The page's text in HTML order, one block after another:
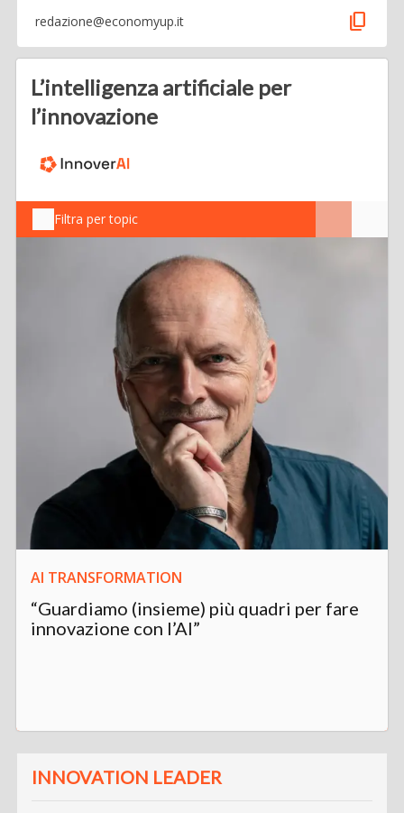
redazione@economyup.it content_copy
L’intelligenza artificiale per
l’innovazione
Filtra per topic
AI TRANSFORMATION
“Guardiamo (insieme) più quadri per fare
innovazione con l’AI”
INNOVATION LEADER